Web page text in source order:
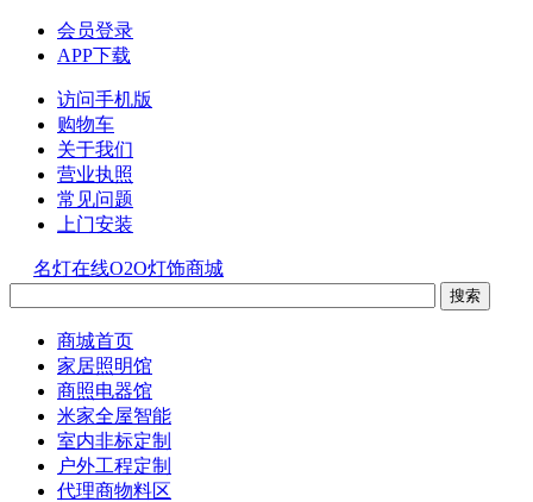
会员登录
APP下载
访问手机版
购物车
关于我们
营业执照
常见问题
上门安装
名灯在线O2O灯饰商城
商城首页
家居照明馆
商照电器馆
米家全屋智能
室内非标定制
户外工程定制
代理商物料区